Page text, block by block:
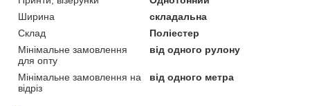
Ширина
складальна
Склад
Поліестер
Мінімальне замовлення
для опту
від одного рулону
Мінімальне замовлення на
відріз
від одного метра